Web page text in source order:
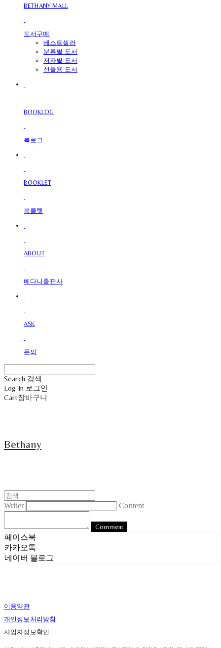
BETHANY MALL
도서구매
베스트셀러
분류별 도서
저자별 도서
선물용 도서
BOOKLOG
북로그
BOOKLET
북클렛
ABOUT
베다니출판사
ASK
문의
Search 검색
Log In 로그인
Cart장바구니
Bethany
Writer Content
Comment
페이스북
카카오톡
네이버 블로그
이용약관
개인정보처리방침
사업자정보확인